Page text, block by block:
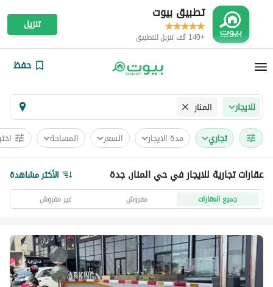
تطبيق بيوت
+140 ألف تنزيل للتطبيق
تنزيل
حفظ
للايجار المنار
تجاري مدة الايجار السعر المساحة
عقارات تجارية للايجار في حي المنار, جدة الأكثر مشاهدة
جميع العقارات مفروش غير مفروش